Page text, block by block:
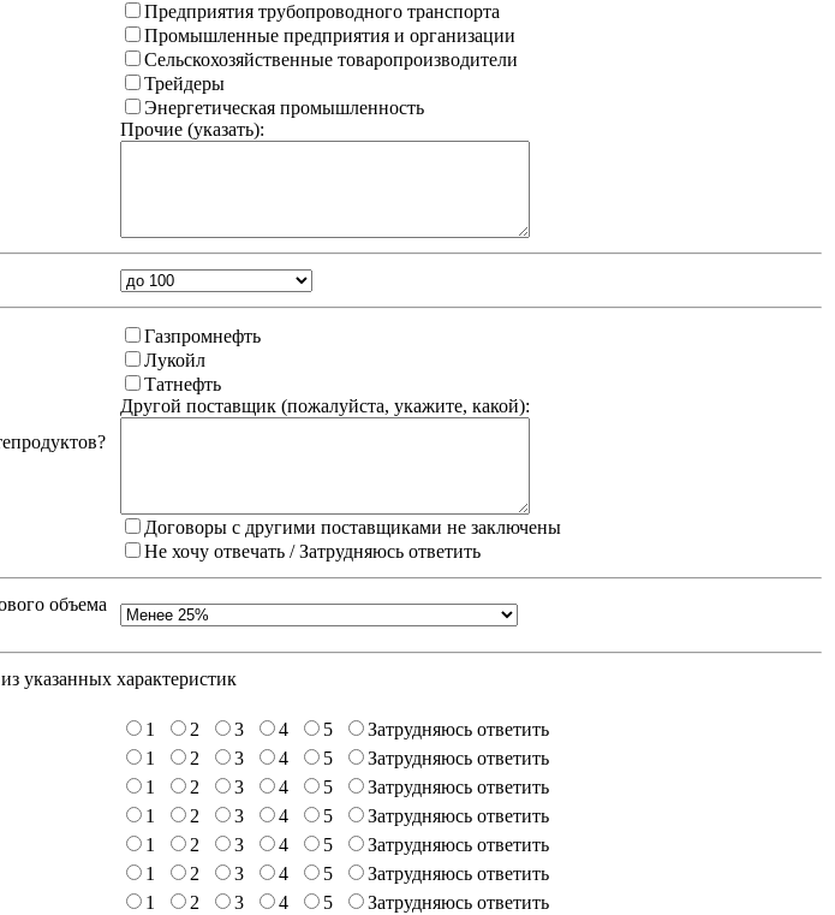
Предприятия трубопроводного транспорта
Промышленные предприятия и организации
Сельскохозяйственные товаропроизводители
Трейдеры
Энергетическая промышленность
Прочие (указать):
Газпромнефть
Лукойл
Татнефть
Другой поставщик (пожалуйста, укажите, какой):
Договоры с другими поставщиками не заключены
Не хочу отвечать / Затрудняюсь ответить
объема
указанных характеристик
1 2 3 4 5
Затрудняюсь ответить
1 2 3 4 5
Затрудняюсь ответить
1 2 3 4 5
Затрудняюсь ответить
1 2 3 4 5
Затрудняюсь ответить
1 2 3 4 5
Затрудняюсь ответить
1 2 3 4 5
Затрудняюсь ответить
1 2 3 4 5
Затрудняюсь ответить